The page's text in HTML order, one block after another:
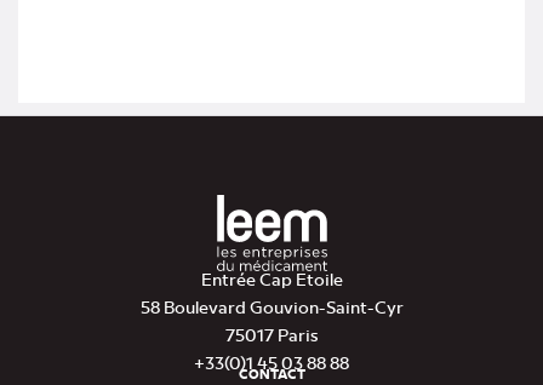
Entrée Cap Etoile
58 Boulevard Gouvion-Saint-Cyr
75017 Paris
+33(0)1 45 03 88 88
CONTACT